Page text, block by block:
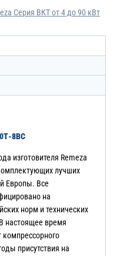
Серия ВКТ от 4 до 90 кВт
8ВС
изготовителя Remeza
лучших
Европы. Все
на
норм и технических
настоящее время
компрессорного
присутствия на